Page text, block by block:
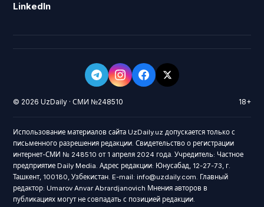
LinkedIn
© 2026 UzDaily · СМИ №248510 18+
Использование материалов сайта UzDaily.uz допускается только с
письменного разрешения редакции. Свидетельство о регистрации
интернет-СМИ № 248510 от 1 апреля 2024 года. Учредитель: Частное
предприятие Daily Media. Адрес редакции: Юнусабад, 12-27-73, г.
Ташкент, 100180, Узбекистан. E-mail: info@uzdaily.com. Главный
редактор: Umarov Anvar Abrardjanovich Мнения авторов в
публикациях могут не совпадать с позицией редакции.